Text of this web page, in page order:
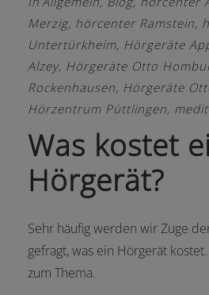
Merzig, hörcenter Ramstein,
Untertürkheim, Hörgeräte
Alzey, Hörgeräte Otto
Rockenhausen, Hörgeräte
Hörzentrum Püttlingen,
Was kostet
Hörgerät?
Sehr häufig werden wir Zuge
gefragt, was ein Hörgerät
zum Thema.